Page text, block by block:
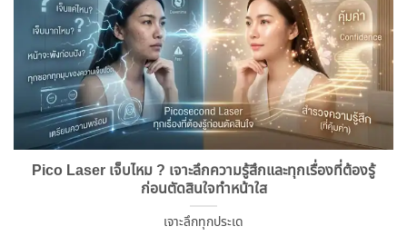
Pico Laser เจ็บไหม ? เจาะลึกความรู้สึกและทุกเรื่องที่ต้องรู้
ก่อนตัดสินใจทำหน้าใส
เจาะลึกทุกประเด